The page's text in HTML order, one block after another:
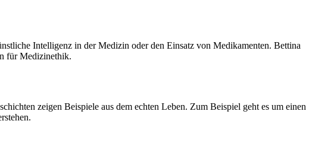
Intelligenz in der Medizin oder den Einsatz von Medikamenten. Bettina
für Medizinethik.
zeigen Beispiele aus dem echten Leben. Zum Beispiel geht es um einen